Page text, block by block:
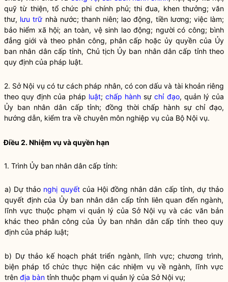
quỹ từ thiện, tổ chức phi chính phủ; thi đua, khen thưởng; văn
thư, lưu trữ nhà nước; thanh niên; lao động, tiền lương; việc làm;
bảo hiểm xã hội; an toàn, vệ sinh lao động; người có công; bình
đẳng giới và theo phân công, phân cấp hoặc ủy quyền của Ủy
ban nhân dâncấp tỉnh, Chủ tịch Ủy ban nhân dân cấp tỉnh theo
quy định của pháp luật.
2. Sở Nội vụ có tư cách pháp nhân, có con dấu và tài khoản riêng
theo quy định của pháp luật; chấp hành sựchỉ đạo, quản lý của
Ủy ban nhân dân cấp tỉnh; đồng thờichấp hành sựchỉ đạo,
hướng dẫn, kiểm tra về chuyên môn nghiệp vụ của Bộ Nội vụ.
Điều 2. Nhiệm vụ vàquyền hạn
1. Trình Ủy ban nhân dân cấp tỉnh:
a) Dự thảo nghị quyếtcủa Hội đồng nhân dân cấp tỉnh, dự thảo
quyết định của Ủy ban nhân dân cấp tỉnh liên quan đến ngành,
lĩnh vực thuộc phạm vi quản lý của Sở Nội vụ và các văn bản
khác theo phân công của Ủy ban nhân dâncấp tỉnh theo quy
định của pháp luật;
b) Dự thảo kế hoạch phát triển ngành, lĩnh vực; chương trình,
biện pháp tổ chức thực hiện các nhiệm vụ về ngành, lĩnh vực
trên địa bàn tỉnh thuộc phạm vi quản lý của Sở Nội vụ;